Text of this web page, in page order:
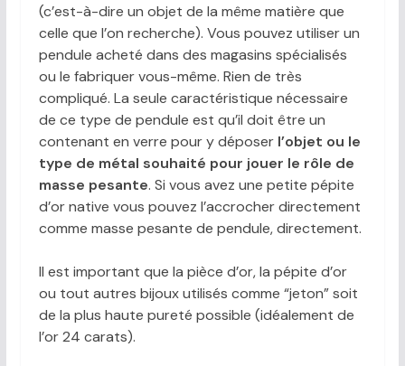
(c’est-à-dire un objet de la même matière que
celle que l’on recherche). Vous pouvez utiliser un
pendule acheté dans des magasins spécialisés
ou le fabriquer vous-même. Rien de très
compliqué. La seule caractéristique nécessaire
de ce type de pendule est qu’il doit être un
contenant en verre pour y déposer l’objet ou le
type de métal souhaité pour jouer le rôle de
masse pesante. Si vous avez une petite pépite
d’or native vous pouvez l’accrocher directement
comme masse pesante de pendule, directement.
Il est important que la pièce d’or, la pépite d’or
ou tout autres bijoux utilisés comme “jeton” soit
de la plus haute pureté possible (idéalement de
l’or 24 carats).